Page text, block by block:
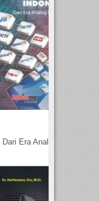
Era Analog